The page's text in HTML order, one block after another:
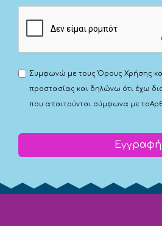
Συμφωνώ με τουςΌρους Χρήσης
προστασίας και δηλώνω ότι έχω
που απαιτούνται σύμφωνα με το
Εγγραφή